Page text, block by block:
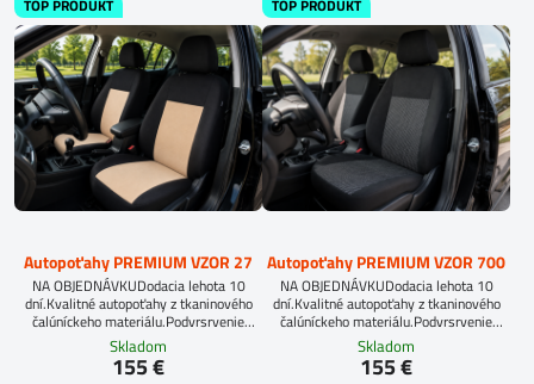
TOP PRODUKT
Autopoťahy PREMIUM VZOR 27
NA OBJEDNÁVKUDodacia lehota 10
dní.Kvalitné autopoťahy z tkaninového
čalúníckeho materiálu.Podvrsrvenie
molitan 5 mm.
Skladom
155 €
TOP PRODUKT
Autopoťahy PREMIUM VZOR 700
NA OBJEDNÁVKUDodacia lehota 10
dní.Kvalitné autopoťahy z tkaninového
čalúníckeho materiálu.Podvrsrvenie
molitan 5 mm.
Skladom
155 €